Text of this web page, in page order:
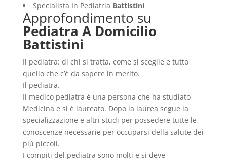
Specialista In Pediatria Battistini
Approfondimento su
Pediatra A Domicilio
Battistini
Il pediatra: di chi si tratta, come si sceglie e tutto
quello che c’è da sapere in merito.
Il pediatra.
Il medico pediatra è una persona che ha studiato
Medicina e si è laureato. Dopo la laurea segue la
specializzazione e altri studi per possedere tutte le
conoscenze necessarie per occuparsi della salute dei
più piccoli.
I compiti del pediatra sono molti e si deve